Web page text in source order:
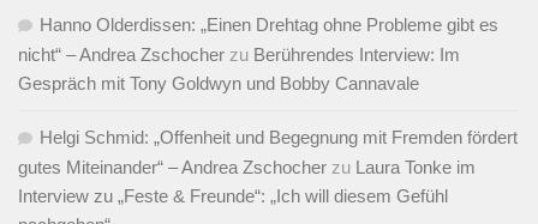
Hanno Olderdissen: „Einen Drehtag ohne Probleme gibt es
nicht“ – Andrea Zschocher zu Berührendes Interview: Im
Gespräch mit Tony Goldwyn und Bobby Cannavale
Helgi Schmid: „Offenheit und Begegnung mit Fremden fördert
gutes Miteinander“ – Andrea Zschocher zu Laura Tonke im
Interview zu „Feste & Freunde“: „Ich will diesem Gefühl